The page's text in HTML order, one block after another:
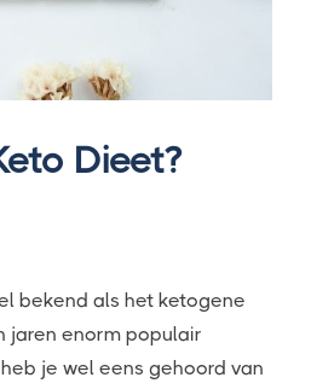
Dieet?
bekend als het ketogene
jaren enorm populair
je wel eens gehoord van